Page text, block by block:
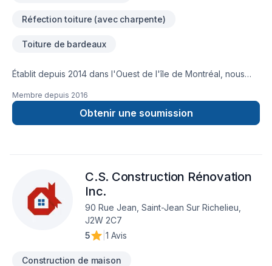
Réfection toiture (avec charpente)
Toiture de bardeaux
Établit depuis 2014 dans l'Ouest de l'île de Montréal, nous
réfection de votre toiture. Contactez moi pour une
soumission gratuite pour la réfection de votre toiture en
bardeaux d'asphalte !!!
Membre depuis 2016
Obtenir une soumission
C.S. Construction Rénovation
Inc.
90 Rue Jean, Saint-Jean Sur Richelieu,
J2W 2C7
5
1 Avis
Construction de maison